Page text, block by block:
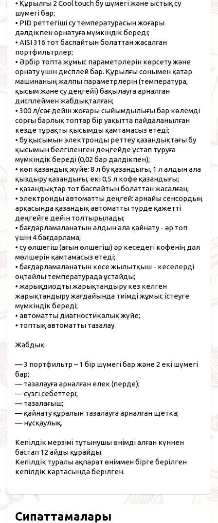
• Құрылғы 2 Cool touch бу шүмегі және ыстық су
шүмегі бар;
• PID реттегіші су температурасын жоғары
дәлдікпен орнатуға мүмкіндік береді;
• AISI 316 тот баспайтын болаттан жасалған
портфильтрлер;
• Әрбір топта жұмыс параметрлерін көрсету және
орнату үшін дисплей бар. Құрылғы сонымен қатар
машинаның жалпы параметрлерін (температура,
қысым және су деңгейі) бақылауға арналған
дисплеймен жабдықталған;
• 300 л/сағ дейін жоғары сыйымдылығы бар көлемді
сорғы барлық топтар бір уақытта пайдаланылған
кезде тұрақты қысымды қамтамасыз етеді;
• бу қысымын электронды реттеу қазандықтағы бу
қысымын белгіленген деңгейде ұстап тұруға
мүмкіндік береді (0,02 бар дәлдікпен);
• көп қазандық жүйе: 8 л бу қазандығы, 1 л алдын ала
қыздыру қазандығы, екі 0,5 л кофе қазандығы;
• қазандықтар тот баспайтын болаттан жасалған;
• электронды автоматты деңгей: арнайы сенсордың
арқасында қазандық автоматты түрде қажетті
деңгейге дейін толтырылады;
• бағдарламаланатын алдын ала қайнату - әр топ
үшін 4 бағдарлама;
• су өлшегіш (ағын өлшегіш) әр кеседегі кофенің дәл
мөлшерін қамтамасыз етеді;
• бағдарламаланатын кесе жылытқыш - кеселерді
оңтайлы температурада ұстайды;
• жарықдиодты жарықтандыру кез келген
жарықтандыру жағдайында тиімді жұмыс істеуге
мүмкіндік береді;
• автоматты диагностикалық жүйе;
• топтық автоматты тазалау.
Жабдық:
— 3 портфильтр – 1 бір шүмегі бар және 2 екі шүмегі
бар;
— тазалауға арналған елек (перде);
— сүзгі себеттері;
— тазалағыш;
— қайнату құралын тазалауға арналған щетка;
— нұсқаулық.
Кепілдік мерзімі тұтынушы өнімді алған күннен
бастап 12 айды құрайды.
Кепілдік туралы ақпарат өніммен бірге берілген
кепілдік картасында берілген.
Сипаттамалары